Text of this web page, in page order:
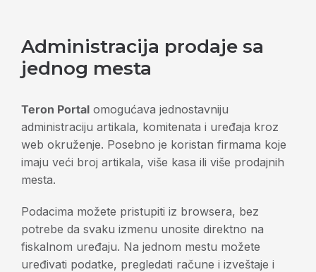
Administracija prodaje sa
jednog mesta
Teron Portal omogućava jednostavniju
administraciju artikala, komitenata i uređaja kroz
web okruženje. Posebno je koristan firmama koje
imaju veći broj artikala, više kasa ili više prodajnih
mesta.
Podacima možete pristupiti iz browsera, bez
potrebe da svaku izmenu unosite direktno na
fiskalnom uređaju. Na jednom mestu možete
uređivati podatke, pregledati račune i izveštaje i